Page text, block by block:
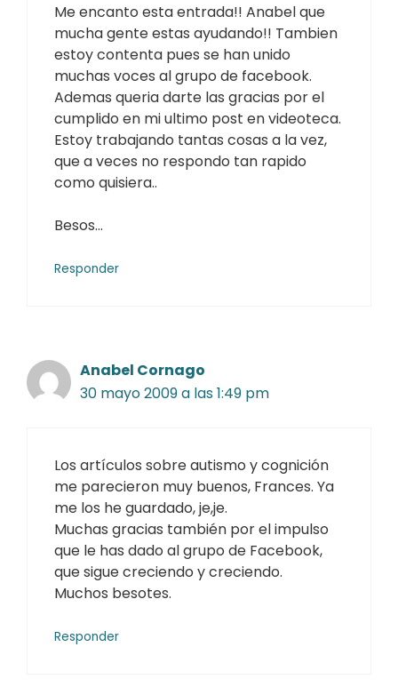
Me encanto esta entrada!! Anabel que
mucha gente estas ayudando!! Tambien
estoy contenta pues se han unido
muchas voces al grupo de facebook.
Ademas queria darte las gracias por el
cumplido en mi ultimo post en videoteca.
Estoy trabajando tantas cosas a la vez,
que a veces no respondo tan rapido
como quisiera..
Besos…
Responder
Anabel Cornago
30 mayo 2009 a las 1:49 pm
Los artículos sobre autismo y cognición
me parecieron muy buenos, Frances. Ya
me los he guardado, je,je.
Muchas gracias también por el impulso
que le has dado al grupo de Facebook,
que sigue creciendo y creciendo.
Muchos besotes.
Responder